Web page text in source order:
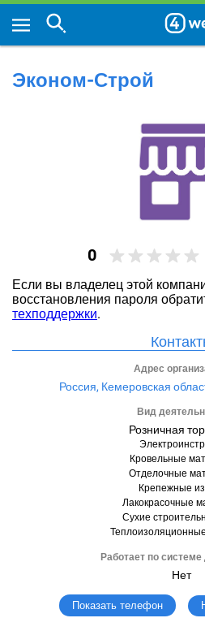
Эконом-Строй
0
Если вы владелец этой
восстановления пароля
техподдержки.
Адрес
Россия, Кемеровская
Вид
Розничная
Кровельные
Отделочные
Крепежные
Лакокрасочные
Сухие
Работает по
Нет
Показать телефон